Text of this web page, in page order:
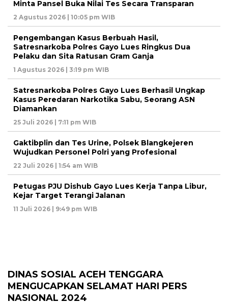
Minta Pansel Buka Nilai Tes Secara Transparan
2 Agustus 2026 | 10:05 pm WIB
Pengembangan Kasus Berbuah Hasil,
Satresnarkoba Polres Gayo Lues Ringkus Dua
Pelaku dan Sita Ratusan Gram Ganja
1 Agustus 2026 | 3:19 pm WIB
Satresnarkoba Polres Gayo Lues Berhasil Ungkap
Kasus Peredaran Narkotika Sabu, Seorang ASN
Diamankan
25 Juli 2026 | 7:11 pm WIB
Gaktibplin dan Tes Urine, Polsek Blangkejeren
Wujudkan Personel Polri yang Profesional
22 Juli 2026 | 1:54 am WIB
Petugas PJU Dishub Gayo Lues Kerja Tanpa Libur,
Kejar Target Terangi Jalanan
11 Juli 2026 | 9:49 pm WIB
DINAS SOSIAL ACEH TENGGARA
MENGUCAPKAN SELAMAT HARI PERS
NASIONAL 2024